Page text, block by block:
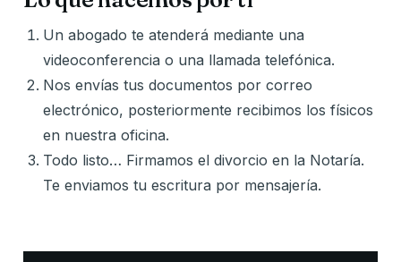
Un abogado te atenderá mediante una
videoconferencia o una llamada telefónica.
Nos envías tus documentos por correo
electrónico, posteriormente recibimos los físicos
en nuestra oficina.
Todo listo… Firmamos el divorcio en la Notaría.
Te enviamos tu escritura por mensajería.